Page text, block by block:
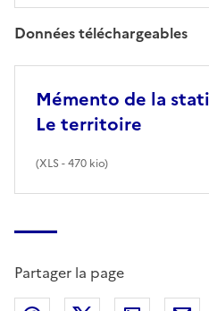
Données téléchargeables
Mémento de la
Le territoire
(XLS - 470 kio)
Partager la page